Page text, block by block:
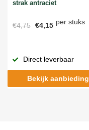
strak antraciet
€4,75 €4,15 per stuks
Direct leverbaar
Bekijk aanbieding